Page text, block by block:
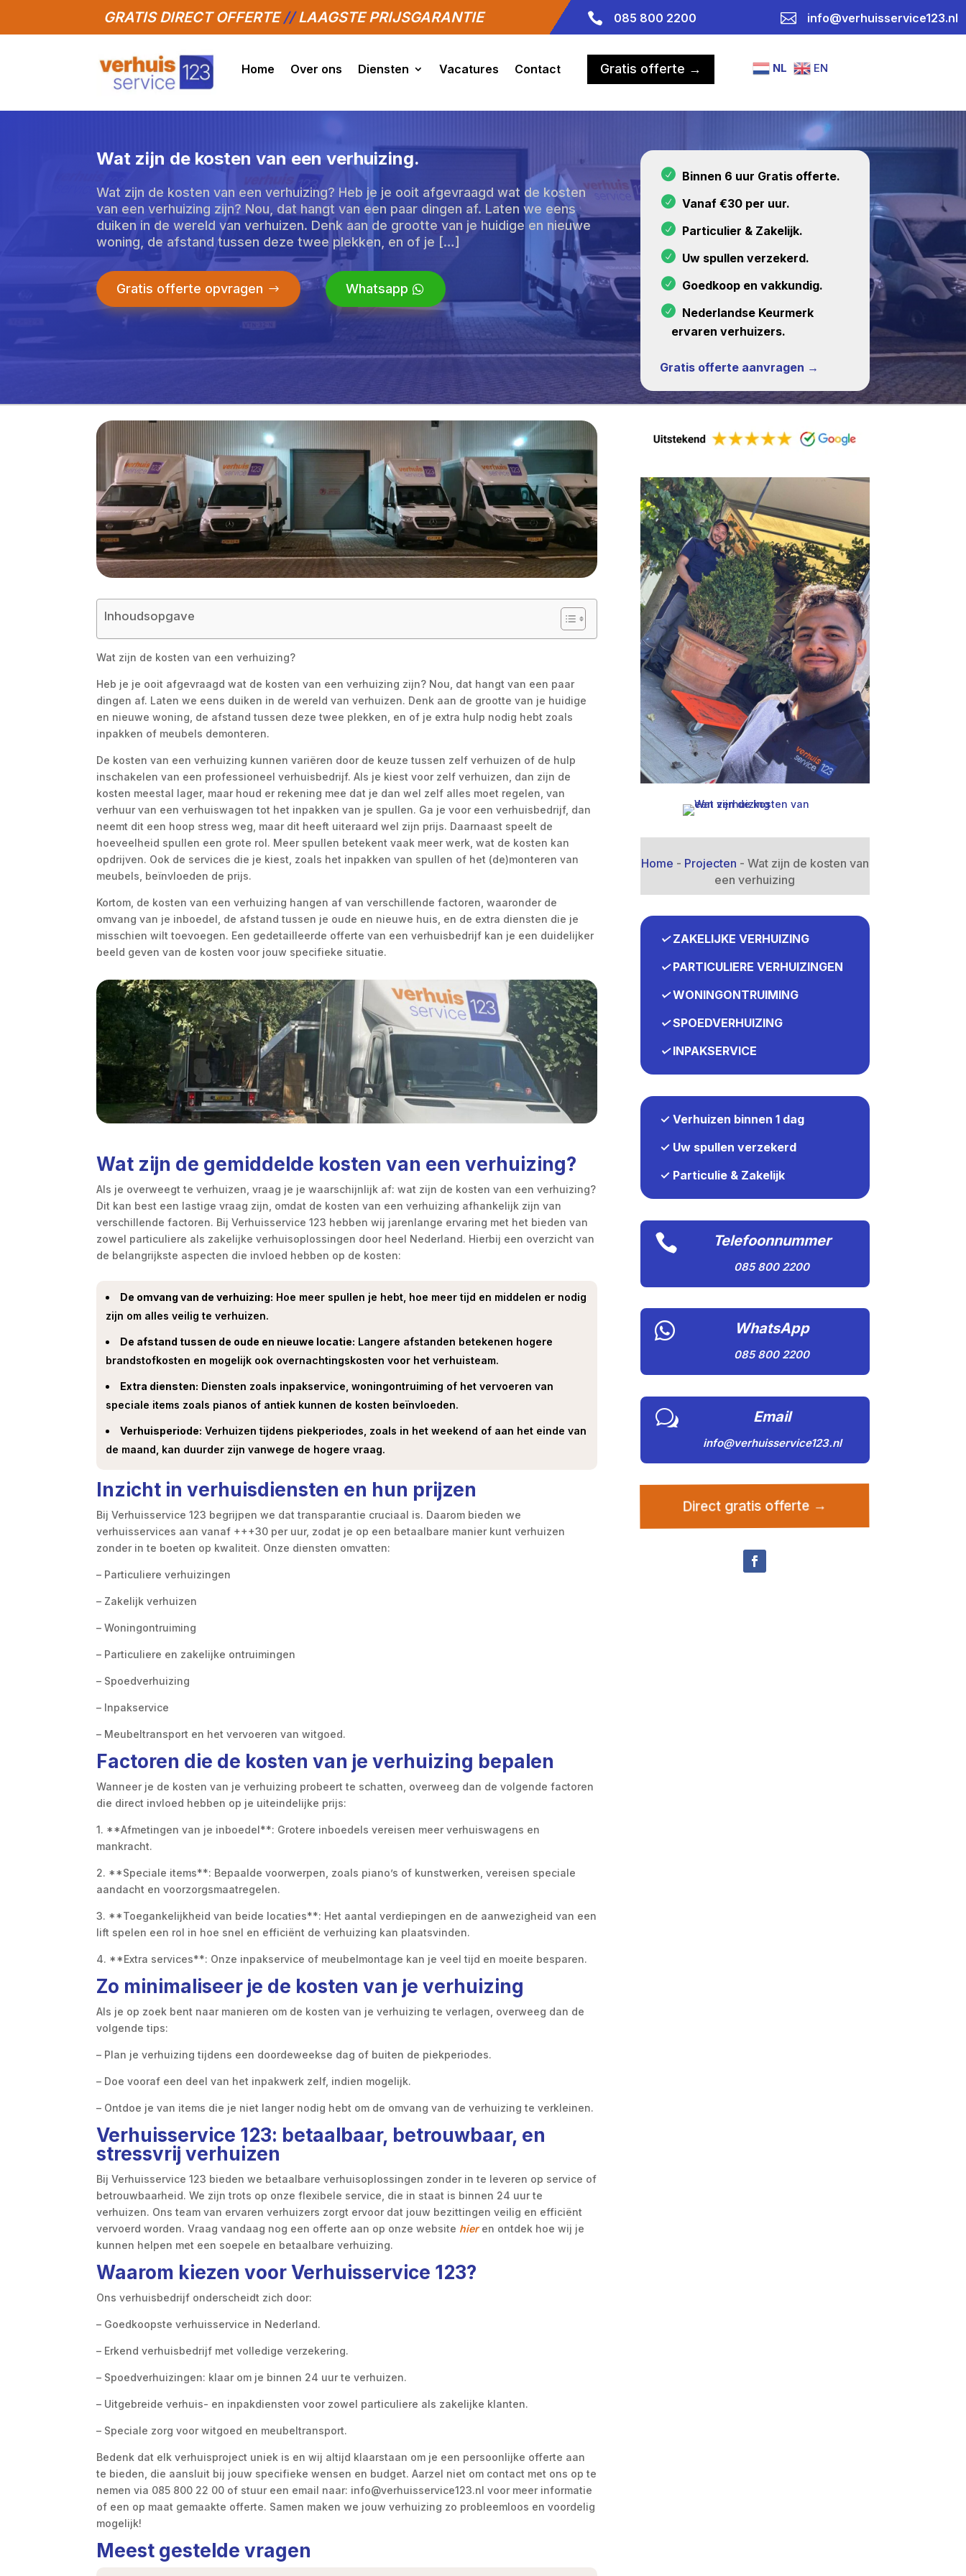
GRATIS DIRECT OFFERTE//LAAGSTE PRIJSGARANTIE  085 800 2200  info@verhuisservice123.nl
Home Over ons Diensten Vacatures Contact Gratis offerte → NL EN
Wat zijn de kosten van een verhuizing.
Wat zijn de kosten van een verhuizing? Heb je je ooit afgevraagd wat de kosten
van een verhuizing zijn? Nou, dat hangt van een paar dingen af. Laten we eens
duiken in de wereld van verhuizen. Denk aan de grootte van je huidige en nieuwe
woning, de afstand tussen deze twee plekken, en of je […]
Gratis offerte opvragen Whatsapp
Binnen 6 uur Gratis offerte.
Vanaf €30 per uur.
Particulier & Zakelijk.
Uw spullen verzekerd.
Goedkoop en vakkundig.
Nederlandse Keurmerk
ervaren verhuizers.
Gratis offerte aanvragen →
Inhoudsopgave
Wat zijn de kosten van een verhuizing?
Heb je je ooit afgevraagd wat de kosten van een verhuizing zijn? Nou, dat hangt van een paar
dingen af. Laten we eens duiken in de wereld van verhuizen. Denk aan de grootte van je huidige
en nieuwe woning, de afstand tussen deze twee plekken, en of je extra hulp nodig hebt zoals
inpakken of meubels demonteren.
De kosten van een verhuizing kunnen variëren door de keuze tussen zelf verhuizen of de hulp
inschakelen van een professioneel verhuisbedrijf. Als je kiest voor zelf verhuizen, dan zijn de
kosten meestal lager, maar houd er rekening mee dat je dan wel zelf alles moet regelen, van
verhuur van een verhuiswagen tot het inpakken van je spullen. Ga je voor een verhuisbedrijf, dan
neemt dit een hoop stress weg, maar dit heeft uiteraard wel zijn prijs. Daarnaast speelt de
hoeveelheid spullen een grote rol. Meer spullen betekent vaak meer werk, wat de kosten kan
opdrijven. Ook de services die je kiest, zoals het inpakken van spullen of het (de)monteren van
meubels, beïnvloeden de prijs.
Kortom, de kosten van een verhuizing hangen af van verschillende factoren, waaronder de
omvang van je inboedel, de afstand tussen je oude en nieuwe huis, en de extra diensten die je
misschien wilt toevoegen. Een gedetailleerde offerte van een verhuisbedrijf kan je een duidelijker
beeld geven van de kosten voor jouw specifieke situatie.
Wat zijn de gemiddelde kosten van een verhuizing?
Als je overweegt te verhuizen, vraag je je waarschijnlijk af: wat zijn de kosten van een verhuizing?
Dit kan best een lastige vraag zijn, omdat de kosten van een verhuizing afhankelijk zijn van
verschillende factoren. Bij Verhuisservice 123 hebben wij jarenlange ervaring met het bieden van
zowel particuliere als zakelijke verhuisoplossingen door heel Nederland. Hierbij een overzicht van
de belangrijkste aspecten die invloed hebben op de kosten:
De omvang van de verhuizing: Hoe meer spullen je hebt, hoe meer tijd en middelen er nodig
zijn om alles veilig te verhuizen.
De afstand tussen de oude en nieuwe locatie: Langere afstanden betekenen hogere
brandstofkosten en mogelijk ook overnachtingskosten voor het verhuisteam.
Extra diensten: Diensten zoals inpakservice, woningontruiming of het vervoeren van
speciale items zoals pianos of antiek kunnen de kosten beïnvloeden.
Verhuisperiode: Verhuizen tijdens piekperiodes, zoals in het weekend of aan het einde van
de maand, kan duurder zijn vanwege de hogere vraag.
Inzicht in verhuisdiensten en hun prijzen
Bij Verhuisservice 123 begrijpen we dat transparantie cruciaal is. Daarom bieden we
verhuisservices aan vanaf +++30 per uur, zodat je op een betaalbare manier kunt verhuizen
zonder in te boeten op kwaliteit. Onze diensten omvatten:
– Particuliere verhuizingen
– Zakelijk verhuizen
– Woningontruiming
– Particuliere en zakelijke ontruimingen
– Spoedverhuizing
– Inpakservice
– Meubeltransport en het vervoeren van witgoed.
Factoren die de kosten van je verhuizing bepalen
Wanneer je de kosten van je verhuizing probeert te schatten, overweeg dan de volgende factoren
die direct invloed hebben op je uiteindelijke prijs:
1. **Afmetingen van je inboedel**: Grotere inboedels vereisen meer verhuiswagens en
mankracht.
2. **Speciale items**: Bepaalde voorwerpen, zoals piano’s of kunstwerken, vereisen speciale
aandacht en voorzorgsmaatregelen.
3. **Toegankelijkheid van beide locaties**: Het aantal verdiepingen en de aanwezigheid van een
lift spelen een rol in hoe snel en efficiënt de verhuizing kan plaatsvinden.
4. **Extra services**: Onze inpakservice of meubelmontage kan je veel tijd en moeite besparen.
Zo minimaliseer je de kosten van je verhuizing
Als je op zoek bent naar manieren om de kosten van je verhuizing te verlagen, overweeg dan de
volgende tips:
– Plan je verhuizing tijdens een doordeweekse dag of buiten de piekperiodes.
– Doe vooraf een deel van het inpakwerk zelf, indien mogelijk.
– Ontdoe je van items die je niet langer nodig hebt om de omvang van de verhuizing te verkleinen.
Verhuisservice 123: betaalbaar, betrouwbaar, en
stressvrij verhuizen
Bij Verhuisservice 123 bieden we betaalbare verhuisoplossingen zonder in te leveren op service of
betrouwbaarheid. We zijn trots op onze flexibele service, die in staat is binnen 24 uur te
verhuizen. Ons team van ervaren verhuizers zorgt ervoor dat jouw bezittingen veilig en efficiënt
vervoerd worden. Vraag vandaag nog een offerte aan op onze website hieren ontdek hoe wij je
kunnen helpen met een soepele en betaalbare verhuizing.
Waarom kiezen voor Verhuisservice 123?
Ons verhuisbedrijf onderscheidt zich door:
– Goedkoopste verhuisservice in Nederland.
– Erkend verhuisbedrijf met volledige verzekering.
– Spoedverhuizingen: klaar om je binnen 24 uur te verhuizen.
– Uitgebreide verhuis- en inpakdiensten voor zowel particuliere als zakelijke klanten.
– Speciale zorg voor witgoed en meubeltransport.
Bedenk dat elk verhuisproject uniek is en wij altijd klaarstaan om je een persoonlijke offerte aan
te bieden, die aansluit bij jouw specifieke wensen en budget. Aarzel niet om contact met ons op te
nemen via 085 800 22 00 of stuur een email naar: info@verhuisservice123.nl voor meer informatie
of een op maat gemaakte offerte. Samen maken we jouw verhuizing zo probleemloos en voordelig
mogelijk!
Meest gestelde vragen
Home - Projecten - Wat zijn de kosten van
een verhuizing
✓ZAKELIJKE VERHUIZING
✓PARTICULIERE VERHUIZINGEN
✓WONINGONTRUIMING
✓SPOEDVERHUIZING
✓INPAKSERVICE
✓ Verhuizen binnen 1 dag
✓ Uw spullen verzekerd
✓ Particulie & Zakelijk
 Telefoonnummer
085 800 2200
 WhatsApp
085 800 2200
w Email
info@verhuisservice123.nl
Direct gratis offerte →